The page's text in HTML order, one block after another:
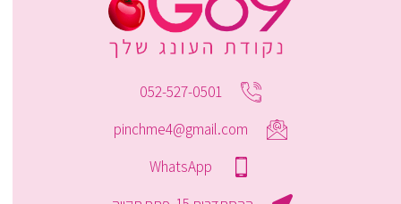
052-527-0501
pinchme4@gmail.com
WhatsApp